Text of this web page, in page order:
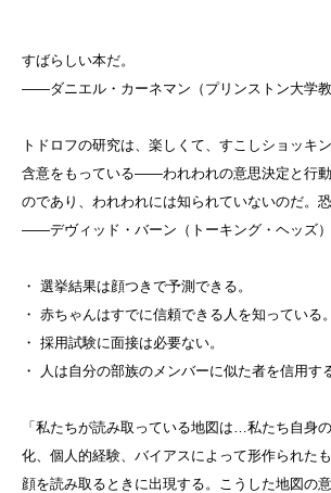
すばらしい本だ。
——ダニエル・カーネマン（プリンストン大学教
トドロフの研究は、楽しくて、すこしショッキ
含意をもっている——われわれの意思決定と行
のであり、われわれには知られていないのだ。
——デヴィッド・バーン（トーキング・ヘッズ）
・ 選挙結果は顔つきで予測できる。
・ 赤ちゃんはすでに信頼できる人を知っている。
・ 採用試験に面接は必要ない。
・ 人は自分の部族のメンバーに似た者を信用する
「私たちが読み取っている地図は…私たち自身
化、個人的経験、バイアスによって形作られた
顔を読み取るときに出現する。こうした地図の